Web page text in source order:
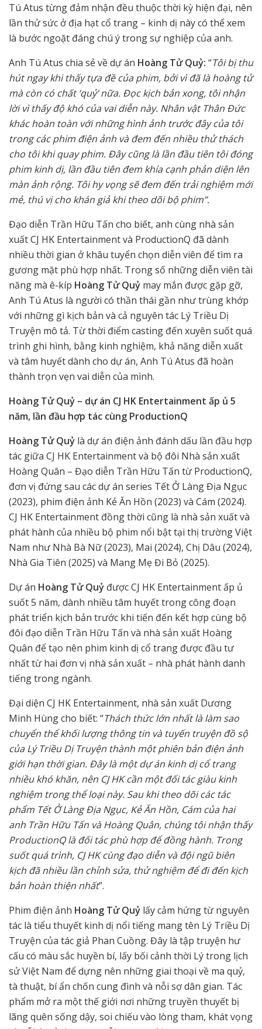
Tú Atus từng đảm nhận đều thuộc thời kỳ hiện đại, nên
lần thử sức ở địa hạt cổ trang – kinh dị này có thể xem
là bước ngoặt đáng chú ý trong sự nghiệp của anh.
Anh Tú Atus chia sẻ về dự án Hoàng Tử Quỷ: “Tôi bị thu
hút ngay khi thấy tựa đề của phim, bởi vì đã là hoàng tử
mà còn có chất ‘quỷ’ nữa. Đọc kịch bản xong, tôi nhận
lời vì thấy độ khó của vai diễn này. Nhân vật Thân Đức
khác hoàn toàn với những hình ảnh trước đây của tôi
trong các phim điện ảnh và đem đến nhiều thử thách
cho tôi khi quay phim. Đây cũng là lần đầu tiên tôi đóng
phim kinh dị, lần đầu tiên đem khía cạnh phản diện lên
màn ảnh rộng. Tôi hy vọng sẽ đem đến trải nghiệm mới
mẻ, thú vị cho khán giả khi theo dõi bộ phim”.
Đạo diễn Trần Hữu Tấn cho biết, anh cùng nhà sản
xuất CJ HK Entertainment và ProductionQ đã dành
nhiều thời gian ở khâu tuyển chọn diễn viên để tìm ra
gương mặt phù hợp nhất. Trong số những diễn viên tài
năng mà ê-kíp Hoàng Tử Quỷ may mắn được gặp gỡ,
Anh Tú Atus là người có thần thái gần như trùng khớp
với những gì kịch bản và cả nguyên tác Lý Triều Dị
Truyện mô tả. Từ thời điểm casting đến xuyên suốt quá
trình ghi hình, bằng kinh nghiệm, khả năng diễn xuất
và tâm huyết dành cho dự án, Anh Tú Atus đã hoàn
thành trọn vẹn vai diễn của mình.
Hoàng Tử Quỷ – dự án CJ HK Entertainment ấp ủ 5
năm, lần đầu hợp tác cùng ProductionQ
Hoàng Tử Quỷ là dự án điện ảnh đánh dấu lần đầu hợp
tác giữa CJ HK Entertainment và bộ đôi Nhà sản xuất
Hoàng Quân – Đạo diễn Trần Hữu Tấn từ ProductionQ,
đơn vị đứng sau các dự án series Tết Ở Làng Địa Ngục
(2023), phim điện ảnh Kẻ Ăn Hồn (2023) và Cám (2024).
CJ HK Entertainment đồng thời cũng là nhà sản xuất và
phát hành của nhiều bộ phim nổi bật tại thị trường Việt
Nam như Nhà Bà Nữ (2023), Mai (2024), Chị Dâu (2024),
Nhà Gia Tiên (2025) và Mang Mẹ Đi Bỏ (2025).
Dự án Hoàng Tử Quỷ được CJ HK Entertainment ấp ủ
suốt 5 năm, dành nhiều tâm huyết trong công đoạn
phát triển kịch bản trước khi tiến đến kết hợp cùng bộ
đôi đạo diễn Trần Hữu Tấn và nhà sản xuất Hoàng
Quân để tạo nên phim kinh dị cổ trang được đầu tư
nhất từ hai đơn vị nhà sản xuất – nhà phát hành danh
tiếng trong ngành.
Đại diện CJ HK Entertainment, nhà sản xuất Dương
Minh Hùng cho biết: “Thách thức lớn nhất là làm sao
chuyển thể khối lượng thông tin và tuyến truyện đồ sộ
của Lý Triều Dị Truyện thành một phiên bản điện ảnh
giới hạn thời gian. Đây là một dự án kinh dị cổ trang
nhiều khó khăn, nên CJ HK cần một đối tác giàu kinh
nghiệm trong thể loại này. Sau khi theo dõi các tác
phẩm Tết Ở Làng Địa Ngục, Kẻ Ăn Hồn, Cám của hai
anh Trần Hữu Tấn và Hoàng Quân, chúng tôi nhận thấy
ProductionQ là đối tác phù hợp để đồng hành. Trong
suốt quá trình, CJ HK cùng đạo diễn và đội ngũ biên
kịch đã nhiều lần chỉnh sửa, thử nghiệm để đi đến kịch
bản hoàn thiện nhất”.
Phim điện ảnh Hoàng Tử Quỷ lấy cảm hứng từ nguyên
tác là tiểu thuyết kinh dị nổi tiếng mang tên Lý Triều Dị
Truyện của tác giả Phan Cuồng. Đây là tập truyện hư
cấu có màu sắc huyền bí, lấy bối cảnh thời Lý trong lịch
sử Việt Nam để dựng nên những giai thoại về ma quỷ,
tà thuật, bí ẩn chốn cung đình và nỗi sợ dân gian. Tác
phẩm mở ra một thế giới nơi những truyền thuyết bị
lãng quên sống dậy, soi chiếu vào lòng tham, khát vọng